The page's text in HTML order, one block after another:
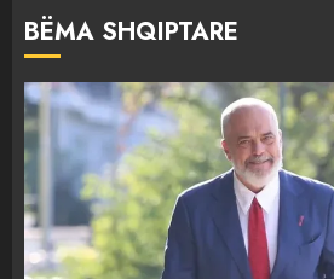
BËMA SHQIPTARE